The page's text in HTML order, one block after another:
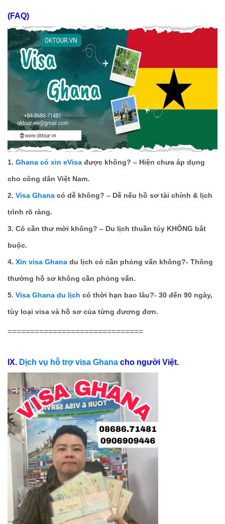
(FAQ)
1. Ghana có xin eVisa được không? – Hiện chưa áp dụng
cho công dân Việt Nam.
2. Visa Ghana có dễ không? – Dễ nếu hồ sơ tài chính & lịch
trình rõ ràng.
3. Có cần thư mời không? – Du lịch thuần túy KHÔNG bắt
buộc.
4. Xin visa Ghana du lịch có cần phỏng vấn không?- Thông
thường hồ sơ không cần phỏng vấn.
5. Visa Ghana du lịch có thời hạn bao lâu?- 30 đến 90 ngày,
tùy loại visa và hồ sơ của từng đương đơn.
==============================
IX. Dịch vụ hỗ trợ visa Ghana cho người Việt.